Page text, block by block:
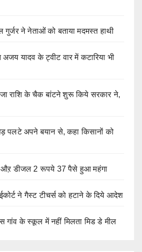
गुर्जर ने नेताओं को बताया मदमस्त हाथी
यादव के ट्वीट वार में कटारिया भी
राशि के चैक बांटने शुरू किये सरकार ने,
पलटे अपने बयान से, कहा किसानों को
औऱ डीजल 2 रूपये 37 पैसे हुआ महंगा
ने गैस्ट टीचर्स को हटाने के दिये आदेश
गांव के स्कूल में नहीं मिलता मिड डे मील